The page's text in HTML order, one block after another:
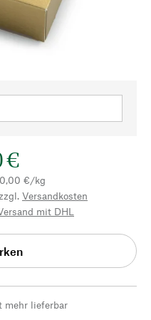
€
€/kg
Versandkosten
mit DHL
mehr lieferbar